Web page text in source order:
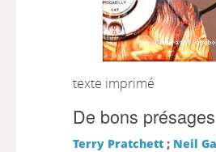
texte imprimé
De bons présages
Terry Pratchett; Neil